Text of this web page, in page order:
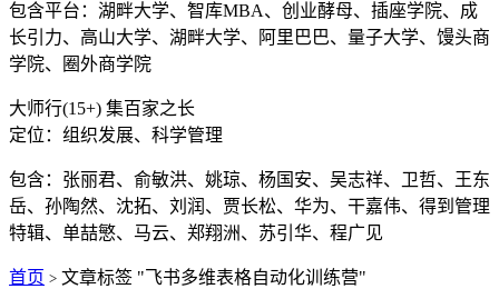
包含平台：湖畔大学、智库MBA、创业酵母、插座学院、成
长引力、高山大学、湖畔大学、阿里巴巴、量子大学、馒头商
学院、圈外商学院
大师行(15+) 集百家之长
定位：组织发展、科学管理
包含：张丽君、俞敏洪、姚琼、杨国安、吴志祥、卫哲、王东
岳、孙陶然、沈拓、刘润、贾长松、华为、干嘉伟、得到管理
特辑、单喆慜、马云、郑翔洲、苏引华、程广见
首页 > 文章标签 "飞书多维表格自动化训练营"